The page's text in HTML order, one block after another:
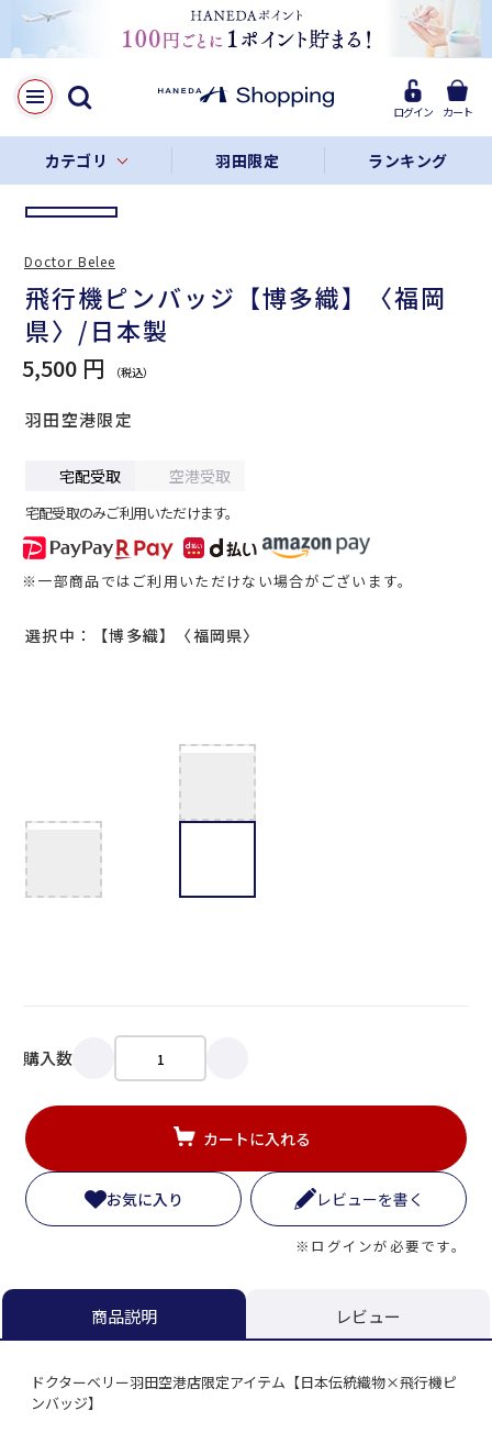
ログイン カート
カテゴリ 羽田限定 ランキング
LINE
Facebook
リンクをコピー
飛行機ピンバッジ【博多織】〈福岡
県〉/日本製
羽田空港限定
5,500 円
宅配受取 空港受取
宅配受取のみご利用いただけます。
※一部商品ではご利用いただけない場合がございます。
選択中：【博多織】〈福岡県〉
購入数
カートに入れる
お気に入り レビューを書く
※ログインが必要です。
Doctor Belee
商品説明 レビュー
ドクターベリー羽田空港店限定アイテム【日本伝統織物×飛行機ピ
ンバッジ】